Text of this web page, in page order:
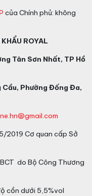
của Chính phủ: không
ROYAL
Tân Sơn Nhất, TP Hồ
Cầu, Phường Đống Đa,
2019 Cơ quan cấp Sở
do Bộ Công Thương
cồn dưới 5,5%vol